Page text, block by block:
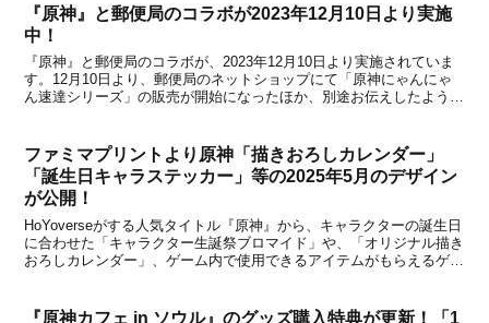
『原神』と郵便局のコラボが2023年12月10日より実施
中！
『原神』と郵便局のコラボが、2023年12月10日より実施されていま
す。12月10日より、郵便局のネットショップにて「原神にゃんにゃ
ん速達シリーズ」の販売が開始になったほか、別途お伝えしたように
ファミマプリントより原神「描きおろしカレンダー」
「誕生日キャラステッカー」等の2025年5月のデザイン
が公開！
HoYoverseがする人気タイトル『原神』から、キャラクターの誕生日
に合わせた「キャラクター生誕祭ブロマイド」や、「オリジナル描き
おろしカレンダー」、ゲーム内で使用できるアイテムがもらえるゲー
『原神カフェ in ソウル』のグッズ購入特典が更新！「1